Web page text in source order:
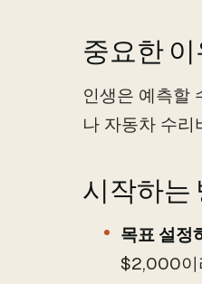
중요한 이
인생은 예측할
나 자동차 수
시작하는
목표 설정
$2,000이